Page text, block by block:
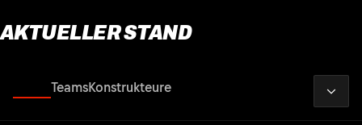
AKTUELLER STAND
TeamsKonstrukteure